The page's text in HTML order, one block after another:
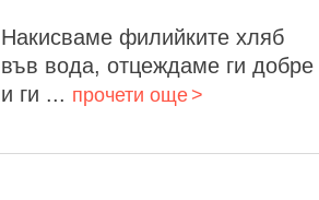
Накисваме филийките хляб
във вода, отцеждаме ги добре
и ги ... прочети още